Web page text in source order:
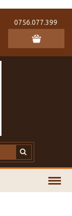
0756.077.399